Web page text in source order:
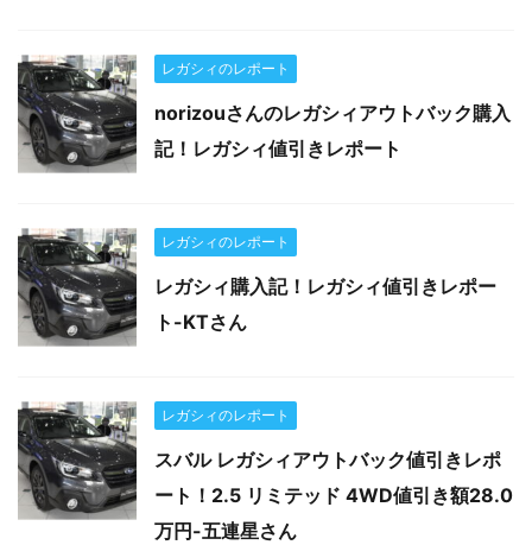
レガシィのレポート
norizouさんのレガシィアウトバック購入
記！レガシィ値引きレポート
レガシィのレポート
レガシィ購入記！レガシィ値引きレポー
ト-KTさん
レガシィのレポート
スバル レガシィアウトバック値引きレポ
ート！2.5 リミテッド 4WD値引き額28.0
万円-五連星さん